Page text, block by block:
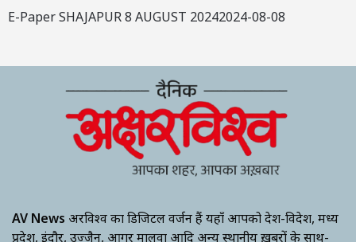
E-Paper SHAJAPUR 8 AUGUST 20242024-08-08
AV News अक्षरविश्व का डिजिटल वर्जन हैं यहाँ आपको देश-विदेश, मध्य
प्रदेश, इंदौर, उज्जैन, आगर मालवा आदि अन्य स्थानीय ख़बरों के साथ-